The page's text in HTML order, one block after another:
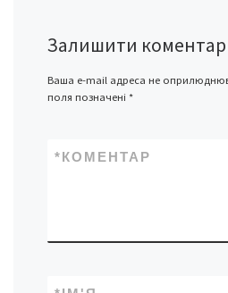
Залишити коментар
Ваша e-mail адреса не
поля позначені *
КОМЕНТАР
*